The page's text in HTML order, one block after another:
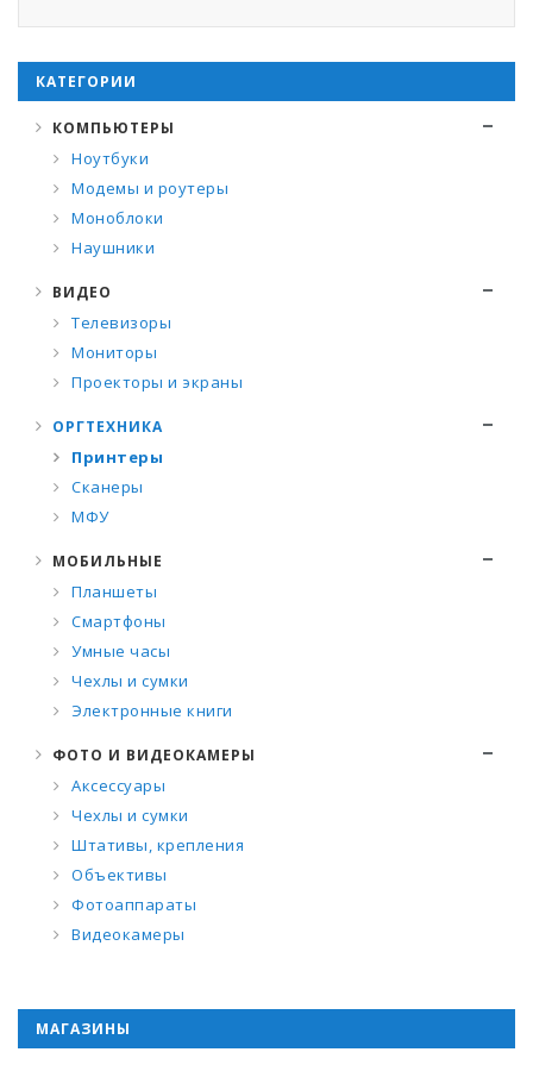
КАТЕГОРИИ
КОМПЬЮТЕРЫ
Ноутбуки
Модемы и роутеры
Моноблоки
Наушники
ВИДЕО
Телевизоры
Мониторы
Проекторы и экраны
ОРГТЕХНИКА
Принтеры
Сканеры
МФУ
МОБИЛЬНЫЕ
Планшеты
Смартфоны
Умные часы
Чехлы и сумки
Электронные книги
ФОТО И ВИДЕОКАМЕРЫ
Аксессуары
Чехлы и сумки
Штативы, крепления
Объективы
Фотоаппараты
Видеокамеры
МАГАЗИНЫ